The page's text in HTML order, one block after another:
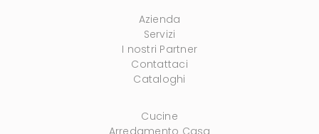
Azienda
Servizi
I nostri Partner
Contattaci
Cataloghi
Cucine
Arredamento Casa